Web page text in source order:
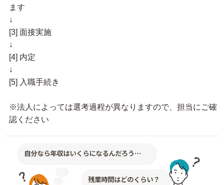
ます
↓
[3] 面接実施
↓
[4] 内定
↓
[5] 入職手続き
※法人によっては選考過程が異なりますので、担当にご確
認ください